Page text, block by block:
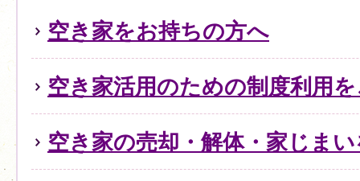
空き家をお持ちの方へ
空き家活用のための制度利用
空き家の売却・解体・家じま